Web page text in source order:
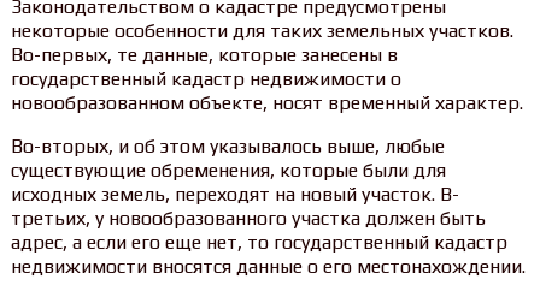
Законодательством о кадастре предусмотрены
некоторые особенности для таких земельных участков.
Во-первых, те данные, которые занесены в
государственный кадастр недвижимости о
новообразованном объекте, носят временный характер.
Во-вторых, и об этом указывалось выше, любые
существующие обременения, которые были для
исходных земель, переходят на новый участок. В-
третьих, у новообразованного участка должен быть
адрес, а если его еще нет, то государственный кадастр
недвижимости вносятся данные о его местонахождении.